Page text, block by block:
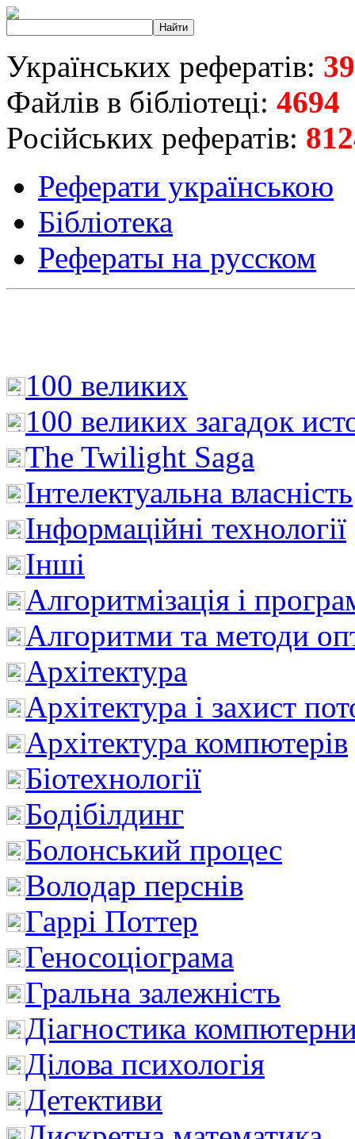
Українських рефератів:
Файлів в бібліотеці: 4694
Російських рефератів:
Реферати українською
Бібліотека
Рефераты на русском
100 великих
100 великих загадок
The Twilight Saga
Інтелектуальна влaсність
Інформаційні технології
Інші
Алгоритмізація і
Алгоритми та методи
Архітектура
Архітектура і захист
Архітектура компютерів
Біотехнології
Бодібілдинг
Болонський процес
Володар перснів
Гаррі Поттер
Геносоціограма
Гральна залежність
Діагностика
Ділова психологія
Детективи